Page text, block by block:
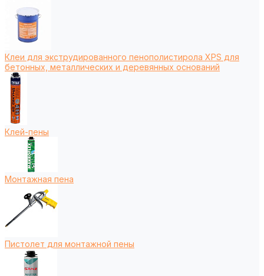
Клеи для экструдированного пенополистирола XPS для
бетонных, металлических и деревянных оснований
Клей-пены
Монтажная пена
Пистолет для монтажной пены